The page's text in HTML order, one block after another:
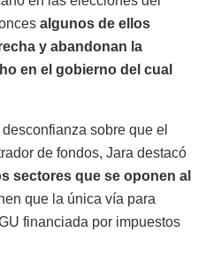
algunos de ellos
y abandonan la
en el gobierno del cual
sobre que el
de fondos, Jara destacó
sectores que se oponen al
que la única vía para
financiada por impuestos